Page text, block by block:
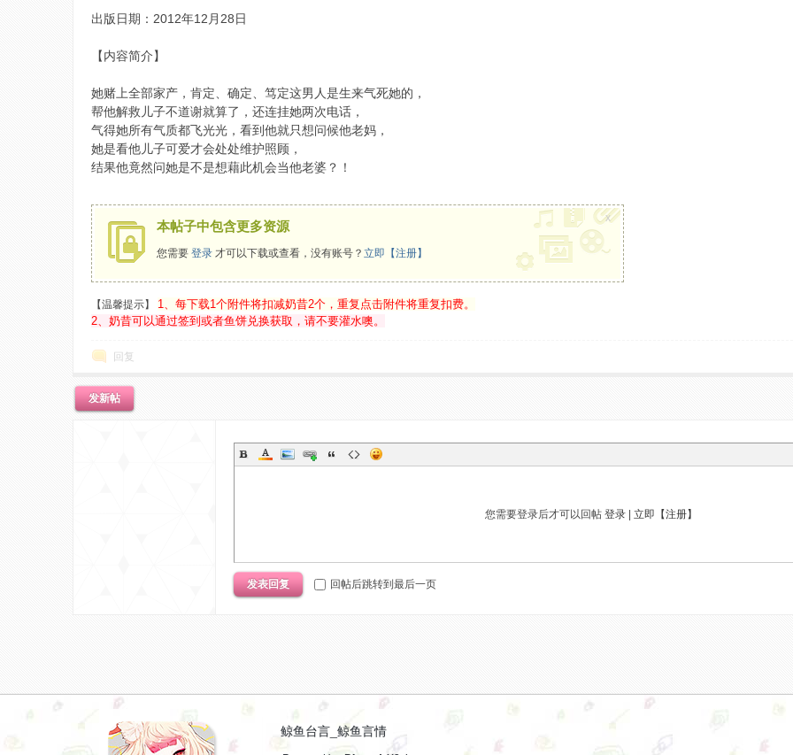
言
出版日期：2012年12月28日
【内容简介】
她赌上全部家产，肯定、确定、笃定这男人是生来气死她的，
帮他解救儿子不道谢就算了，还连挂她两次电话，
气得她所有气质都飞光光，看到他就只想问候他老妈，
她是看他儿子可爱才会处处维护照顾，
结果他竟然问她是不是想藉此机会当他老婆？！
本帖子中包含更多资源
您需要 登录 才可以下载或查看，没有账号？ 立即【注册】
x
【温馨提示】 1、每下载1个附件将扣减奶昔2个，重复点击附件将重复扣费。
2、奶昔可以通过签到或者鱼饼兑换获取，请不要灌水噢。
回复
发新帖
您需要登录后才可以回帖 登录| 立即【注册】
发表回复 回帖后跳转到最后一页
鲸鱼台言_鲸鱼言情